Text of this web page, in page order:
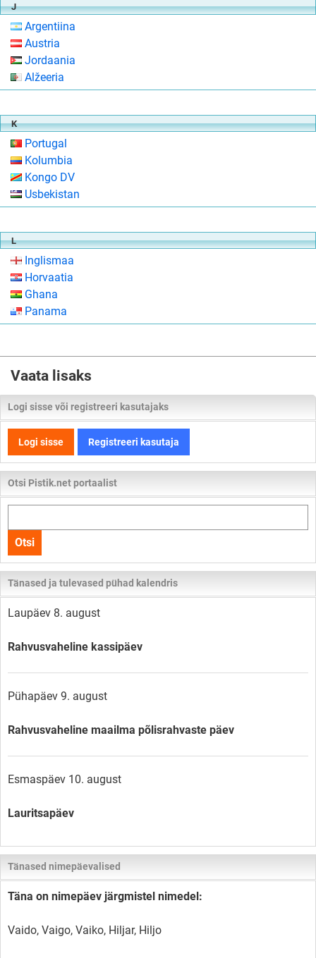
J
Argentiina
Austria
Jordaania
Alžeeria
K
Portugal
Kolumbia
Kongo DV
Usbekistan
L
Inglismaa
Horvaatia
Ghana
Panama
Vaata lisaks
Logi sisse või registreeri kasutajaks
Logi sisse Registreeri kasutaja
Otsi Pistik.net portaalist
kogu
lehelt
Otsi
Tänased ja tulevased pühad kalendris
Laupäev 8. august
Rahvusvaheline kassipäev
Pühapäev 9. august
Rahvusvaheline maailma põlisrahvaste päev
Esmaspäev 10. august
Lauritsapäev
Tänased nimepäevalised
Täna on nimepäev järgmistel nimedel:
Vaido, Vaigo, Vaiko, Hiljar, Hiljo